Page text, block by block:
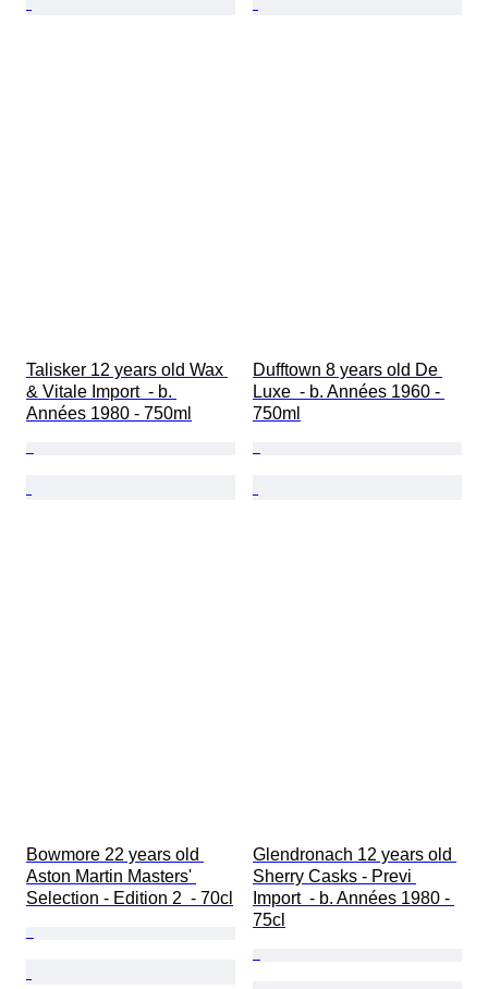
Talisker 12 years old Wax
& Vitale Import  - b.
Années 1980 - 750ml
Dufftown 8 years old De
Luxe  - b. Années 1960 -
750ml
Bowmore 22 years old
Aston Martin Masters'
Selection - Edition 2  - 70cl
Glendronach 12 years old
Sherry Casks - Previ
Import  - b. Années 1980 -
75cl